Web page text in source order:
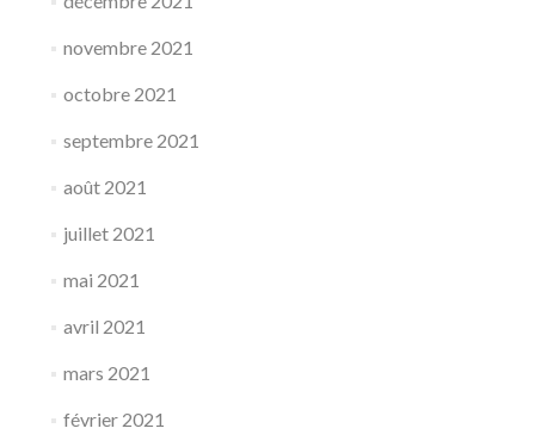
novembre 2021
octobre 2021
septembre 2021
août 2021
juillet 2021
mai 2021
avril 2021
mars 2021
février 2021